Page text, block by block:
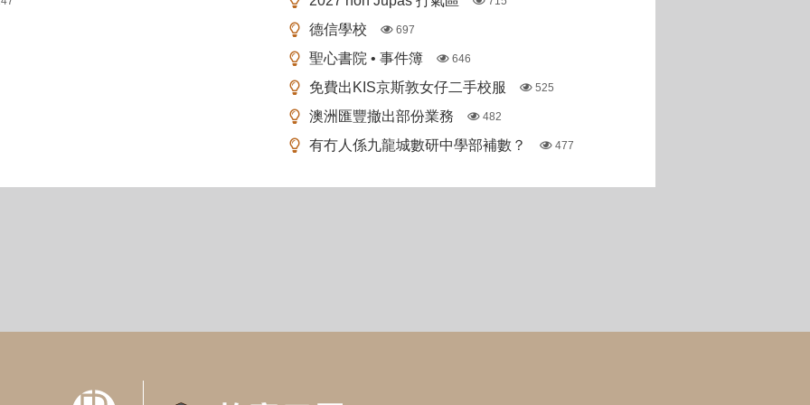
德信學校 697
聖心書院 • 事件簿 646
免費出KIS京斯敦女仔二手校服 525
澳洲匯豐撤出部份業務 482
有冇人係九龍城數研中學部補數？ 477